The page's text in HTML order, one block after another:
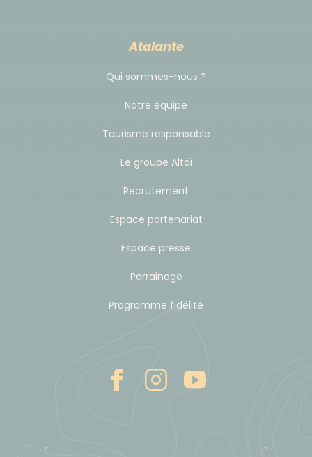
Atalante
Qui sommes-nous ?
Notre équipe
Tourisme responsable
Le groupe Altaï
Recrutement
Espace partenariat
Espace presse
Parrainage
Programme fidélité